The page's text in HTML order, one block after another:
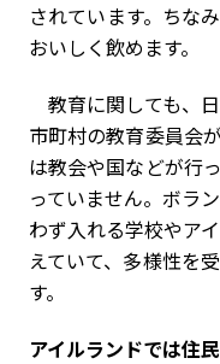
されています。ちな
おいしく飲めます。
教育に関しても、
市町村の教育委員会
は教会や国などが行
っていません。ボラ
わず入れる学校やア
えていて、多様性を
す。
――アイルランドでは